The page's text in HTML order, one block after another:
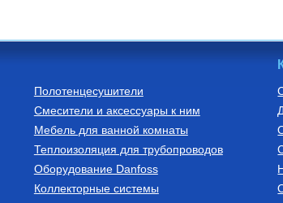
Полотенцесушители
Смесители и аксессуары к ним
Мебель для ванной комнаты
Теплоизоляция для трубопроводов
Оборудование Danfoss
Коллекторные системы